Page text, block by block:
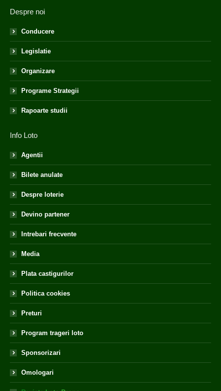
Despre noi
Conducere
Legislatie
Organizare
Programe Strategii
Rapoarte studii
Info Loto
Agentii
Bilete anulate
Despre loterie
Devino partener
Intrebari frecvente
Media
Plata castigurilor
Politica cookies
Preturi
Program trageri loto
Sponsorizari
Omologari